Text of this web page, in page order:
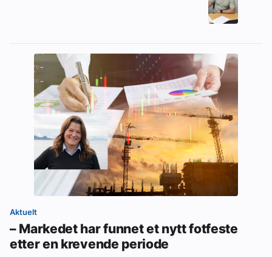
Aktuelt
– Markedet har funnet et nytt fotfeste
etter en krevende periode